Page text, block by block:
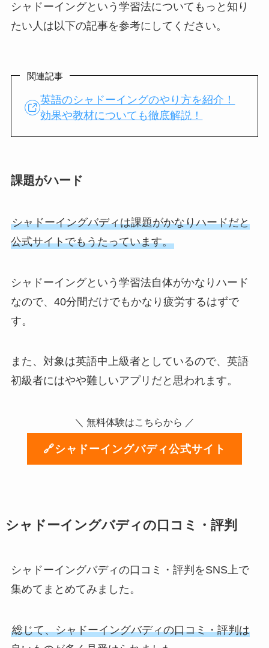
シャドーイングという学習法についてもっと知り
たい人は以下の記事を参考にしてください。
関連記事
英語のシャドーイングのやり方を紹介！
効果や教材についても徹底解説！
課題がハード
シャドーイングバディは課題がかなりハードだと
公式サイトでもうたっています。
シャドーイングという学習法自体がかなりハード
なので、40分間だけでもかなり疲労するはずで
す。
また、対象は英語中上級者としているので、英語
初級者にはやや難しいアプリだと思われます。
＼ 無料体験はこちらから ／
🔗シャドーイングバディ公式サイト
シャドーイングバディの口コミ・評判
シャドーイングバディの口コミ・評判をSNS上で
集めてまとめてみました。
総じて、シャドーイングバディの口コミ・評判は